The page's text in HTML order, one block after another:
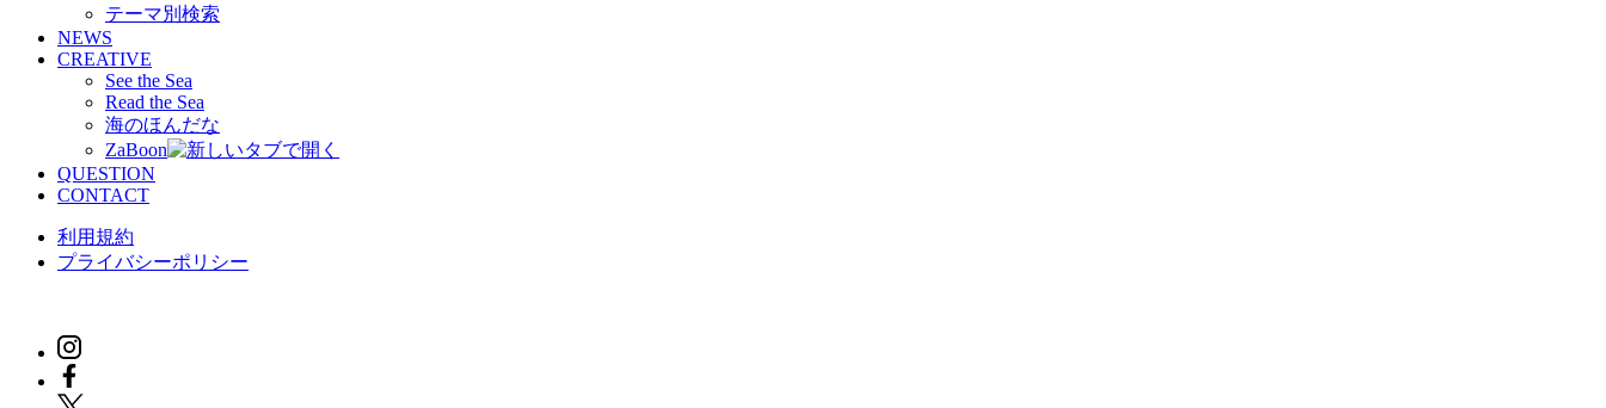
テーマ別検索
NEWS
CREATIVE
See the Sea
Read the Sea
海のほんだな
ZaBoon
QUESTION
CONTACT
利用規約
プライバシーポリシー